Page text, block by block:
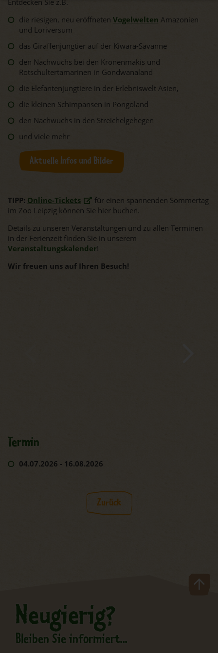
Entdecken Sie z.B.
die riesigen, neu eröffneten Vogelwelten Amazonien
und Loriversum
das Giraffenjungtier auf der Kiwara-Savanne
den Nachwuchs bei den Kronenmakis und
Rotschultertamarinen in Gondwanaland
die Elefantenjungtiere in der Erlebniswelt Asien,
die kleinen Schimpansen in Pongoland
den Nachwuchs in den Streichelgehegen
und viele mehr
Aktuelle Infos und Bilder
TIPP: Online-Tickets
für einen spannenden Sommertag
im Zoo Leipzig können Sie hier buchen.
Details zu unseren Veranstaltungen und zu allen Terminen
in der Ferienzeit finden Sie in unserem
Veranstaltungskalender!
Wir freuen uns auf Ihren Besuch!
Termin
04.07.2026 - 16.08.2026
Zurück
Neugierig?
Bleiben Sie informiert...